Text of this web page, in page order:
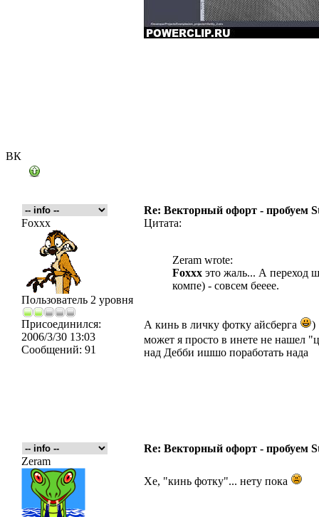
ВК
Re: Векторный офорт - пробуем
Foxxx
Пользователь 2 уровня
Присоединился:
2006/3/30 13:03
Сообщений: 91
Цитата:
Zeram wrote:
Foxxx это жаль... А переход
компе) - совсем бееее.
А кинь в личку фотку айсберга
)
может я просто в инете не нашел
над Дебби ишшо поработать нада
Re: Векторный офорт - пробуем
Zeram
Хе, "кинь фотку"... нету пока